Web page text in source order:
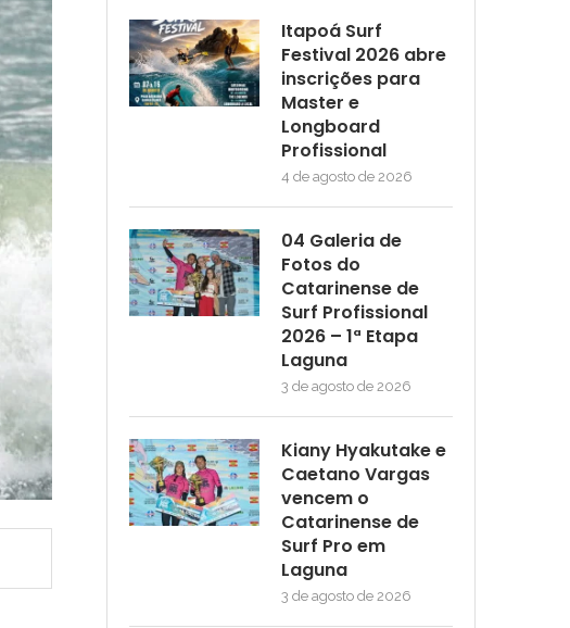
Itapoá Surf
Festival 2026 abre
inscrições para
Master e
Longboard
Profissional
4 de agosto de 2026
04 Galeria de
Fotos do
Catarinense de
Surf Profissional
2026 – 1ª Etapa
Laguna
3 de agosto de 2026
Kiany Hyakutake e
Caetano Vargas
vencem o
Catarinense de
Surf Pro em
Laguna
3 de agosto de 2026